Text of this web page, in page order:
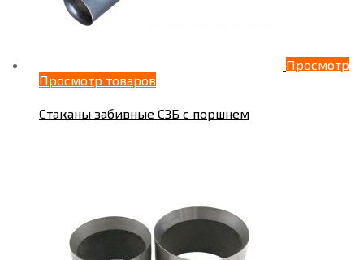
Просмотр
Просмотр товаров
Стаканы забивные СЗБ с поршнем